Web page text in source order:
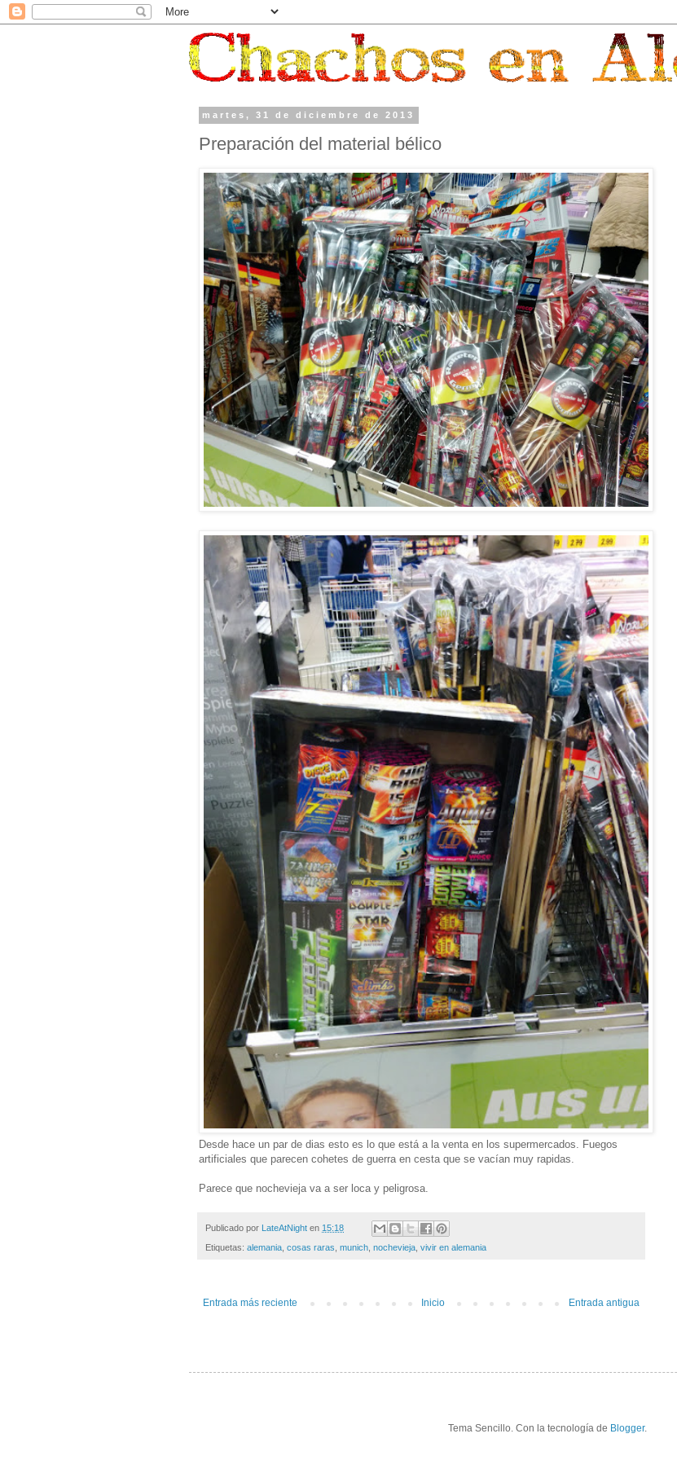
martes, 31 de diciembre de 2013
Preparación del material bélico
Desde hace un par de dias esto es lo que está a la venta en los supermercados. Fuegos
artificiales que parecen cohetes de guerra en cesta que se vacían muy rapidas.
Parece que nochevieja va a ser loca y peligrosa.
Publicado por LateAtNight en 15:18
Etiquetas: alemania cosas raras munich nochevieja vivir en alemania
Entrada más reciente Entrada antigua
Inicio
Tema Sencillo. Con la tecnología de Blogger.